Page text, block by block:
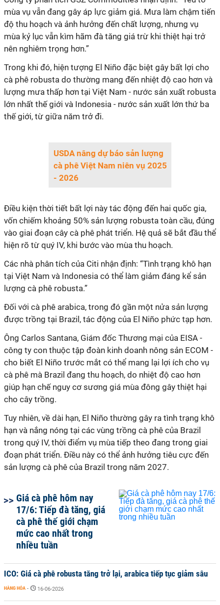
mùa vụ vẫn đang gây áp lực giảm giá. Mưa làm chậm tiến
độ thu hoạch và ảnh hưởng đến chất lượng, nhưng vụ
mùa kỷ lục vẫn kìm hãm đà tăng giá trừ khi thiệt hại trở
nên nghiêm trọng hơn.”
Trong khi đó, hiện tượng El Niño đặc biệt gây bất lợi cho
cà phê robusta do thường mang đến nhiệt độ cao hơn và
lượng mưa thấp hơn tại Việt Nam - nước sản xuất robusta
lớn nhất thế giới và Indonesia - nước sản xuất lớn thứ ba
thế giới, từ giữa năm trở đi.
USDA nâng dự báo sản lượng
cà phê Việt Nam niên vụ 2025
- 2026
Điều kiện thời tiết bất lợi này tác động đến hai quốc gia,
vốn chiếm khoảng 50% sản lượng robusta toàn cầu, đúng
vào giai đoạn cây cà phê phát triển. Hệ quả sẽ bắt đầu thể
hiện rõ từ quý IV, khi bước vào mùa thu hoạch.
Các nhà phân tích của Citi nhận định: “Tình trạng khô hạn
tại Việt Nam và Indonesia có thể làm giảm đáng kể sản
lượng cà phê robusta.”
Đối với cà phê arabica, trong đó gần một nửa sản lượng
được trồng tại Brazil, tác động của El Niño phức tạp hơn.
Ông Carlos Santana, Giám đốc Thương mại của EISA -
công ty con thuộc tập đoàn kinh doanh nông sản ECOM -
cho biết El Niño trước mắt có thể mang lại lợi ích cho vụ
cà phê mà Brazil đang thu hoạch, do nhiệt độ cao hơn
giúp hạn chế nguy cơ sương giá mùa đông gây thiệt hại
cho cây trồng.
Tuy nhiên, về dài hạn, El Niño thường gây ra tình trạng khô
hạn và nắng nóng tại các vùng trồng cà phê của Brazil
trong quý IV, thời điểm vụ mùa tiếp theo đang trong giai
đoạn phát triển. Điều này có thể ảnh hưởng tiêu cực đến
sản lượng cà phê của Brazil trong năm 2027.
Giá cà phê hôm nay
17/6: Tiếp đà tăng, giá
cà phê thế giới chạm
mức cao nhất trong
nhiều tuần
ICO: Giá cà phê robusta tăng trở lại, arabica tiếp tục giảm sâu
HÀNG HÓA - 16-06-2026